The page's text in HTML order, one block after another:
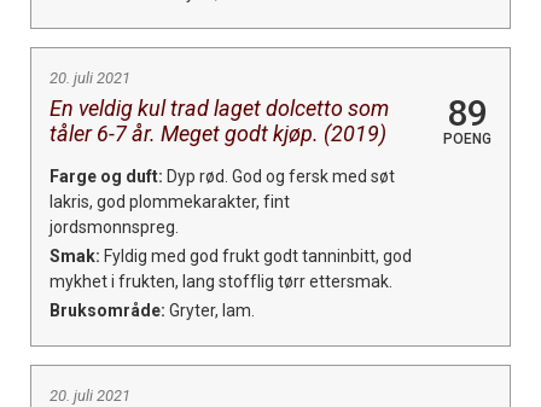
20. juli 2021
En veldig kul trad laget dolcetto som
tåler 6-7 år. Meget godt kjøp. (2019)
89
POENG
Farge og duft: Dyp rød. God og fersk med søt
lakris, god plommekarakter, fint
jordsmonnspreg.
Smak: Fyldig med god frukt godt tanninbitt, god
mykhet i frukten, lang stofflig tørr ettersmak.
Bruksområde: Gryter, lam.
20. juli 2021